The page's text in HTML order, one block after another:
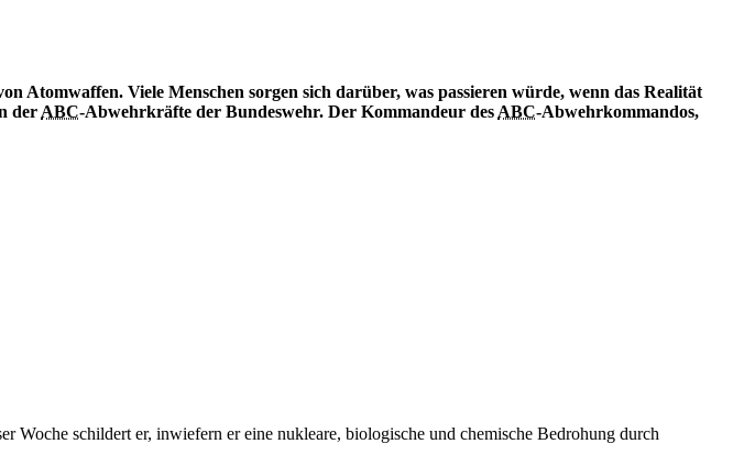
Viele Menschen sorgen sich darüber, was passieren würde, wenn das Realität
der ABC-Abwehrkräfte der Bundeswehr. Der Kommandeur des ABC-Abwehrkommandos,
Woche schildert er, inwiefern er eine nukleare, biologische und chemische Bedrohung durch